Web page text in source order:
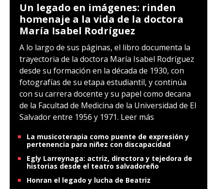
Un legado en imágenes: rinden
homenaje a la vida de la doctora
María Isabel Rodríguez
A lo largo de sus páginas, el libro documenta la
trayectoria de la doctora María Isabel Rodríguez
desde su formación en la década de 1930, con
fotografías de su etapa estudiantil, y continúa
con su carrera docente y su papel como decana
de la Facultad de Medicina de la Universidad de El
Salvador entre 1956 y 1971. Leer más
La musicoterapia como puente de expresión y
pertenencia para niñez con discapacidad
Egly Larreynaga: actriz, directora y tejedora de
historias desde el teatro salvadoreño
Honran el legado y lucha de Beatriz